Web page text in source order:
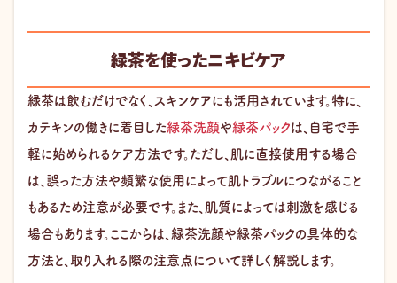
緑茶を使ったニキビケア
緑茶は飲むだけでなく、スキンケアにも活用されています。特に、
カテキンの働きに着目した緑茶洗顔や緑茶パックは、自宅で手
軽に始められるケア方法です。ただし、肌に直接使用する場合
は、誤った方法や頻繁な使用によって肌トラブルにつながること
もあるため注意が必要です。また、肌質によっては刺激を感じる
場合もあります。ここからは、緑茶洗顔や緑茶パックの具体的な
方法と、取り入れる際の注意点について詳しく解説します。